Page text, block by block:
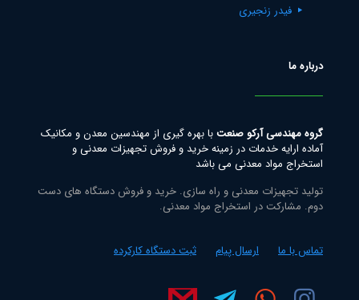
فیدر زنجیری
درباره ما
گروه مهندسی آرکو صنعتبا بهره گیری از مهندسین معدن و مکانیک
آماده ارایه خدمات در زمینه خرید و فروش تجهیزات معدنی و
استخراج مواد معدنی می باشد
تولید تجهیزات معدنی و راه سازی. خرید و فروش دستگاه های دست
دوم. مشارکت در استخراج مواد معدنی.
تماس با ما ارسال پیام ثبت دستگاه کارکرده